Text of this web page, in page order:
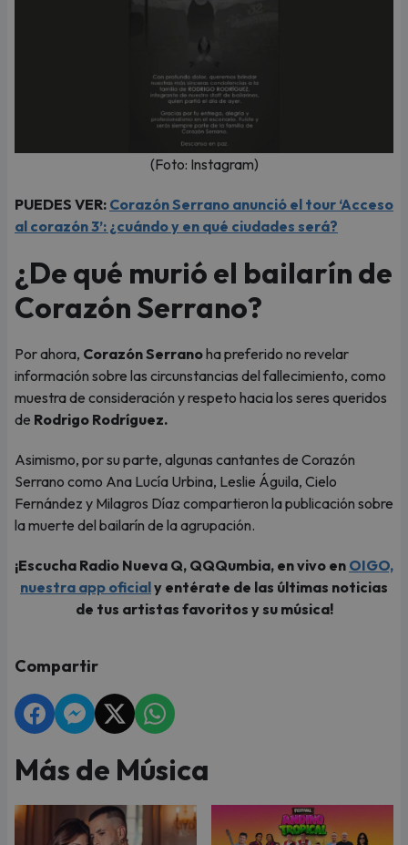
(Foto: Instagram)
PUEDES VER: Corazón Serrano anunció el tour ‘Acceso
al corazón 3’: ¿cuándo y en qué ciudades será?
¿De qué murió el bailarín de
Corazón Serrano?
Por ahora, Corazón Serranoha preferido no revelar
información sobre las circunstancias del fallecimiento, como
muestra de consideración y respeto hacia los seres queridos
de Rodrigo Rodríguez.
Asimismo, por su parte, algunas cantantes de Corazón
Serrano como Ana Lucía Urbina, Leslie Águila, Cielo
Fernández y Milagros Díaz compartieron la publicación sobre
la muerte del bailarín de la agrupación.
¡Escucha Radio Nueva Q, QQQumbia, en vivo en OIGO,
nuestra app oficialy entérate de las últimas noticias
de tus artistas favoritos y su música!
Compartir
Más de Música